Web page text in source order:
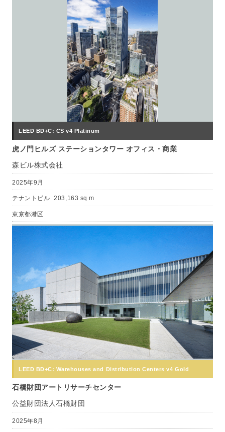
LEED BD+C: CS v4 Platinum
虎ノ門ヒルズ ステーションタワー オフィス・商業
森ビル株式会社
2025年9月
テナントビル 203,163 sq m
東京都港区
LEED BD+C: Warehouses and Distribution Centers v4 Gold
石橋財団アートリサーチセンター
公益財団法人石橋財団
2025年8月